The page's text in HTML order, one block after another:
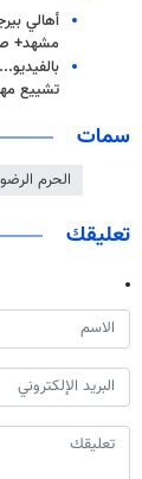
أهالي
مشهد+
تشييع
سمات
الحرم
تعليقك